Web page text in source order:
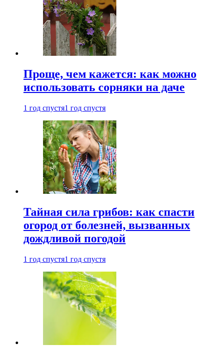
Проще, чем кажется: как можно
использовать сорняки на даче
1 год спустя1 год спустя
Тайная сила грибов: как спасти
огород от болезней, вызванных
дождливой погодой
1 год спустя1 год спустя